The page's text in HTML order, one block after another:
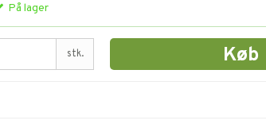
På lager
stk. Køb